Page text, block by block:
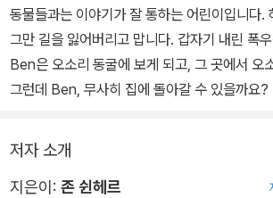
동물들과는 이야기가 잘 통하는 어린이입니다.
그만 길을 잃어버리고 맙니다. 갑자기 내린 폭
Ben은 오소리 동굴에 보게 되고, 그 곳에서 오
그런데 Ben, 무사히 집에 돌아갈 수 있을까요?
저자 소개
지은이: 존 쉰헤르